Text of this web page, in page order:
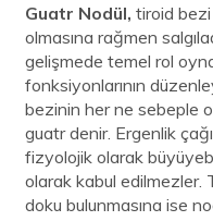
Guatr Nodül, tiroid bezi
olmasına rağmen
gelişmede temel rol
fonksiyonlarının
bezinin her ne sebeple
guatr denir. Ergenlik
fizyolojik olarak
olarak kabul edilmezler.
doku bulunmasına ise